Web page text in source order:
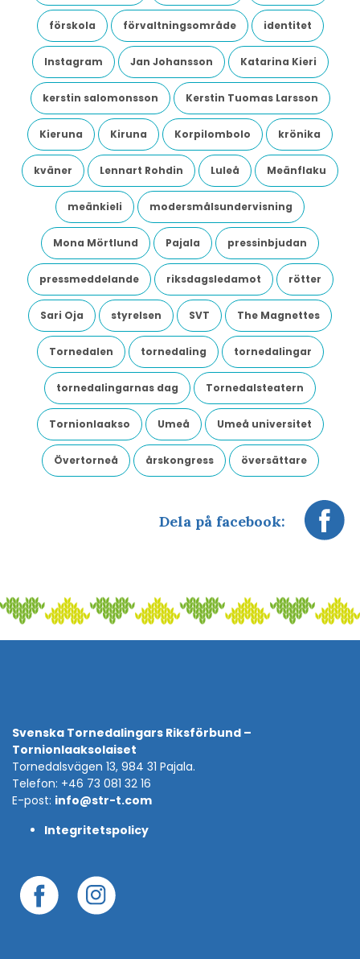
förskola förvaltningsområde identitet
Instagram Jan Johansson Katarina Kieri
kerstin salomonsson Kerstin Tuomas Larsson
Kieruna Kiruna Korpilombolo krönika
kväner Lennart Rohdin Luleå Meänflaku
meänkieli modersmålsundervisning
Mona Mörtlund Pajala pressinbjudan
pressmeddelande riksdagsledamot rötter
Sari Oja styrelsen SVT The Magnettes
Tornedalen tornedaling tornedalingar
tornedalingarnas dag Tornedalsteatern
Tornionlaakso Umeå Umeå universitet
Övertorneå årskongress översättare
Dela på facebook:
Svenska Tornedalingars Riksförbund –
Tornionlaaksolaiset
Tornedalsvägen 13, 984 31 Pajala.
Telefon: +46 73 081 32 16
E-post: info@str-t.com
Integritetspolicy